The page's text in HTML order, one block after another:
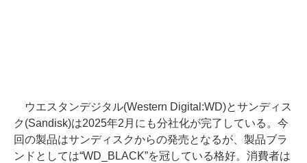
ウエスタンデジタル(Western Digital:WD)とサンディス
ク(Sandisk)は2025年2月にも分社化が完了している。今
回の製品はサンディスクからの発売となるが、製品ブラ
ンドとしては“WD_BLACK”を冠している格好。消費者は